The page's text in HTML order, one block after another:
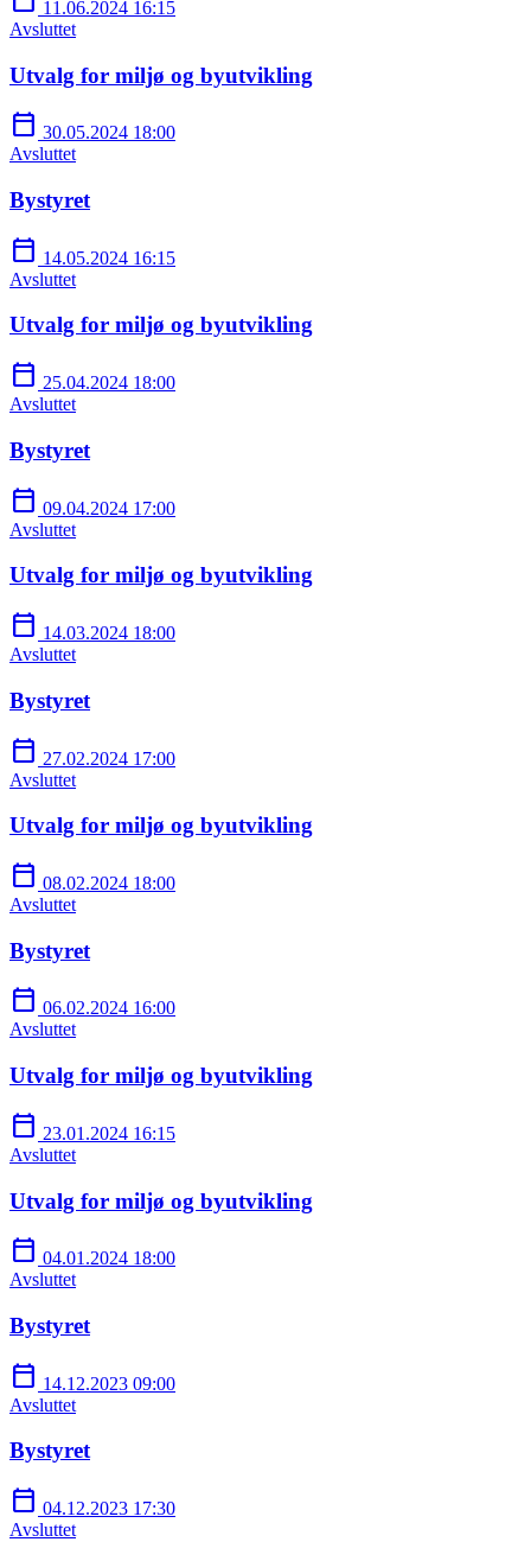
11.06.2024 16:15
Avsluttet
Utvalg for miljø og byutvikling
calendar_today 30.05.2024 18:00
Avsluttet
Bystyret
calendar_today 14.05.2024 16:15
Avsluttet
Utvalg for miljø og byutvikling
calendar_today 25.04.2024 18:00
Avsluttet
Bystyret
calendar_today 09.04.2024 17:00
Avsluttet
Utvalg for miljø og byutvikling
calendar_today 14.03.2024 18:00
Avsluttet
Bystyret
calendar_today 27.02.2024 17:00
Avsluttet
Utvalg for miljø og byutvikling
calendar_today 08.02.2024 18:00
Avsluttet
Bystyret
calendar_today 06.02.2024 16:00
Avsluttet
Utvalg for miljø og byutvikling
calendar_today 23.01.2024 16:15
Avsluttet
Utvalg for miljø og byutvikling
calendar_today 04.01.2024 18:00
Avsluttet
Bystyret
calendar_today 14.12.2023 09:00
Avsluttet
Bystyret
calendar_today 04.12.2023 17:30
Avsluttet